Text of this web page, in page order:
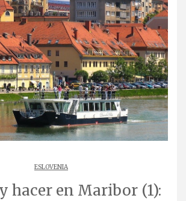
ESLOVENIA
hacer en Maribor (1):